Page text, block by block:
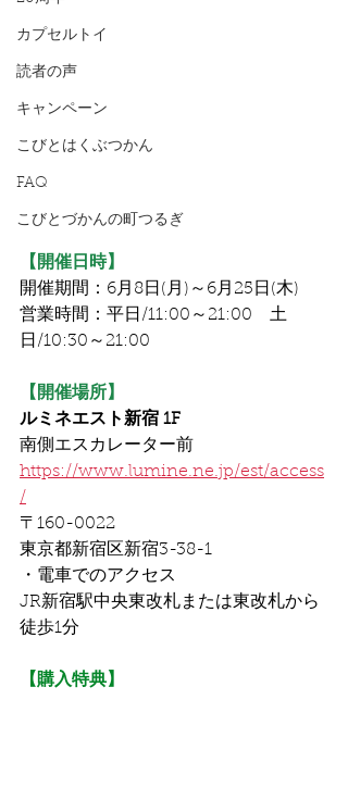
カプセルトイ
読者の声
キャンペーン
こびとはくぶつかん
FAQ
こびとづかんの町つるぎ
【開催日時】
開催期間：6月8日(月)～6月25日(木)
営業時間：平日/11:00～21:00　土
日/10:30～21:00
【開催場所】
ルミネエスト新宿 1F
南側エスカレーター前
https://www.lumine.ne.jp/est/access
/
〒160-0022
東京都新宿区新宿3-38-1
・電車でのアクセス
JR新宿駅中央東改札または東改札から
徒歩1分
【購入特典】